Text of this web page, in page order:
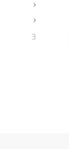
3